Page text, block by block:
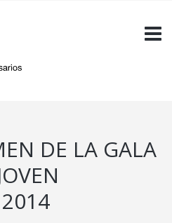
DE LA GALA
2014